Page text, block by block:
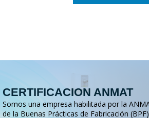
CERTIFICACION ANMAT
Somos una empresa habilitada por la
de la Buenas Prácticas de Fabricación